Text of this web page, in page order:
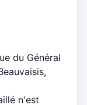
du Général
n'est